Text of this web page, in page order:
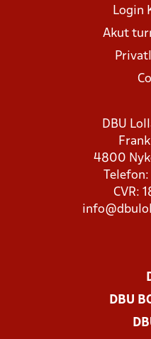
Login
Akut
DBU
4800
CVR:
DBU